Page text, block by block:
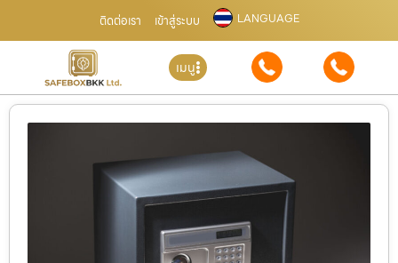
ติดต่อเรา เข้าสู่ระบบ LANGUAGE
เมนู